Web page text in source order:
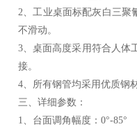
2、工业桌面标配灰白三聚
不滑动。
3、桌面高度采用符合人体
接。
4、所有钢管均采用优质钢
三、详细参数：
1、台面调角幅度：0°-85°